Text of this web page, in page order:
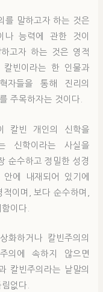
를 말하고자 하는 것은
나 능력에 관한 것이
고자 하는 것은 영적
칼빈이라는 한 인물과
자들을 통해 진리의
주목하자는 것이다.
칼빈 개인의 신학을
신학이라는 사실을
순수하고 정밀한 성경
에 내재되어 있기에
이며, 보다 순수하며,
이다.
화하거나 칼빈주의의
의에 속하지 않으면
칼빈주의라는 낱말의
없다.